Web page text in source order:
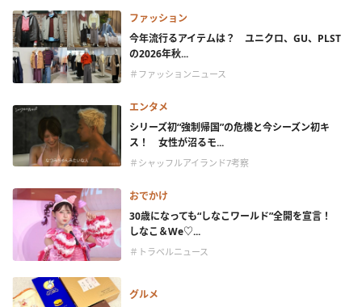
ファッション
今年流行るアイテムは？ ユニクロ、GU、PLST
の2026年秋...
＃ファッションニュース
エンタメ
シリーズ初“強制帰国”の危機と今シーズン初キ
ス！ 女性が沼るモ...
＃シャッフルアイランド7考察
おでかけ
30歳になっても“しなこワールド”全開を宣言！
しなこ＆We♡...
＃トラベルニュース
グルメ